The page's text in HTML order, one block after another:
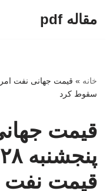
مقاله pdf
خانه »
سقوط کرد
قیمت
قیمت